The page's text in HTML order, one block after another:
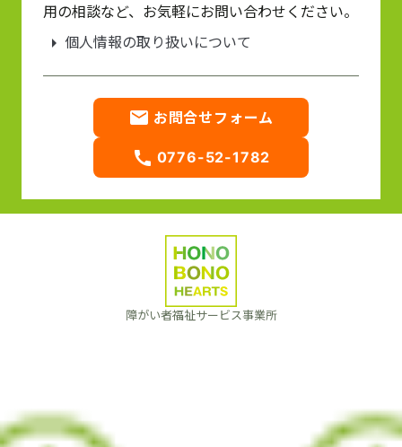
用の相談など、お気軽にお問い合わせください。
arrow_right 個人情報の取り扱いについて
email お問合せフォーム
call 0776-52-1782
障がい者福祉サービス事業所